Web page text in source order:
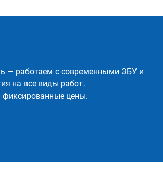
— работаем с современными ЭБУ и
на все виды работ.
фиксированные цены.